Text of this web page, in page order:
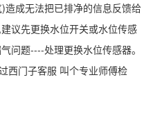
成无法把已排净的信息反馈给
议先更换水位开关或水位传感
问题----处理更换水位传感器。
西门子客服 叫个专业师傅检